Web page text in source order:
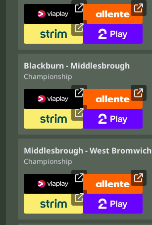
Blackburn - Middlesbrough
Championship
Middlesbrough - West Bromwich
Championship